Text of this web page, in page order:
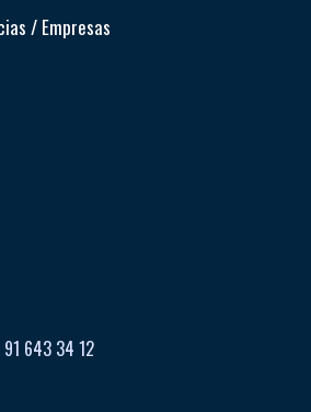
/ Empresas
643 34 12